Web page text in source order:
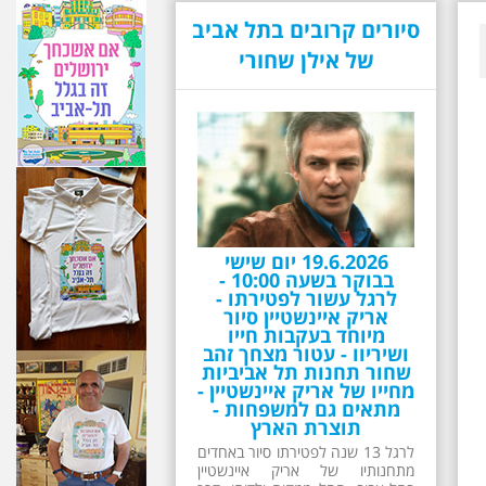
סיורים קרובים בתל אביב
של אילן שחורי
19.6.2026 יום שישי
בבוקר בשעה 10:00 -
לרגל עשור לפטירתו -
אריק איינשטיין סיור
מיוחד בעקבות חייו
ושיריוו - עטור מצחך זהב
שחור תחנות תל אביביות
מחייו של אריק איינשטיין -
מתאים גם למשפחות -
תוצרת הארץ
לרגל 13 שנה לפטירתו סיור באחדים
מתחנותיו של אריק איינשטיין